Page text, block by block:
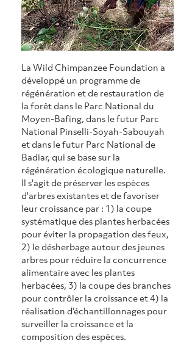
La Wild Chimpanzee Foundation a
développé un programme de
régénération et de restauration de
la forêt dans le Parc National du
Moyen-Bafing, dans le futur Parc
National Pinselli-Soyah-Sabouyah
et dans le futur Parc National de
Badiar, qui se base sur la
régénération écologique naturelle.
Il s'agit de préserver les espèces
d'arbres existantes et de favoriser
leur croissance par : 1) la coupe
systématique des plantes herbacées
pour éviter la propagation des feux,
2) le désherbage autour des jeunes
arbres pour réduire la concurrence
alimentaire avec les plantes
herbacées, 3) la coupe des branches
pour contrôler la croissance et 4) la
réalisation d'échantillonnages pour
surveiller la croissance et la
composition des espèces.